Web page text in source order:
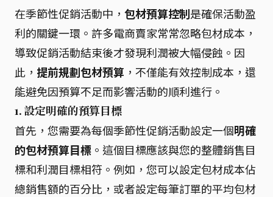
在季節性促銷活動中， 包材預算控制是確保活動盈
利的關鍵一環。許多電商賣家常常忽略包材成本，
導致促銷活動結束後才發現利潤被大幅侵蝕。因
此， 提前規劃包材預算 ，不僅能有效控制成本，還
能避免因預算不足而影響活動的順利進行。
1. 設定明確的預算目標
首先，您需要為每個季節性促銷活動設定一個明確
的包材預算目標 。這個目標應該與您的整體銷售目
標和利潤目標相符。例如，您可以設定包材成本佔
總銷售額的百分比，或者設定每筆訂單的平均包材